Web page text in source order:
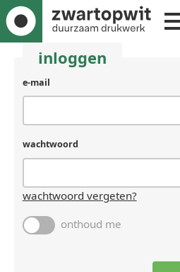
inloggen
gebruikersnaam
(laat
als
een
mens
e-mail
wachtwoord
wachtwoord vergeten?
onthoud me